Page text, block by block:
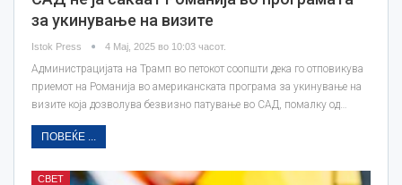
за укинување на визите
Istok Press 4 Мај, 2025 во 10:03 часот.
Администрацијата на Трамп во петокот соопшти дека го отповикува
приемот на Романија во американската програма за укинување на
визите која дозволува безвизно патување во СAД, помалку од…
ПОВЕЌЕ ...
СВЕТ